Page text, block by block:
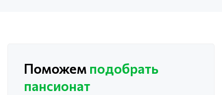
Поможем подобрать
пансионат